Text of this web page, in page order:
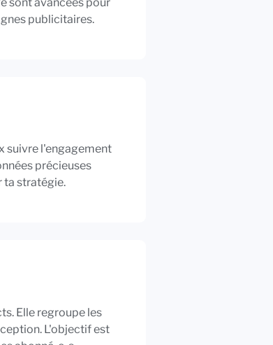
publicitaires.
suivre l'engagement
précieuses
ta stratégie.
Elle regroupe les
L'objectif est